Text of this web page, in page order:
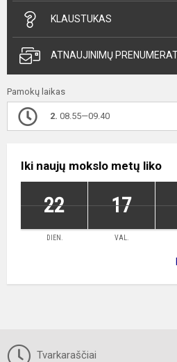
KLAUSTUKAS
ATNAUJINIMŲ
Pamokų laikas
2. 08.55—09.40
Iki naujų mokslo metų liko
22 17
DIEN. VAL.
Tvarkaraščiai